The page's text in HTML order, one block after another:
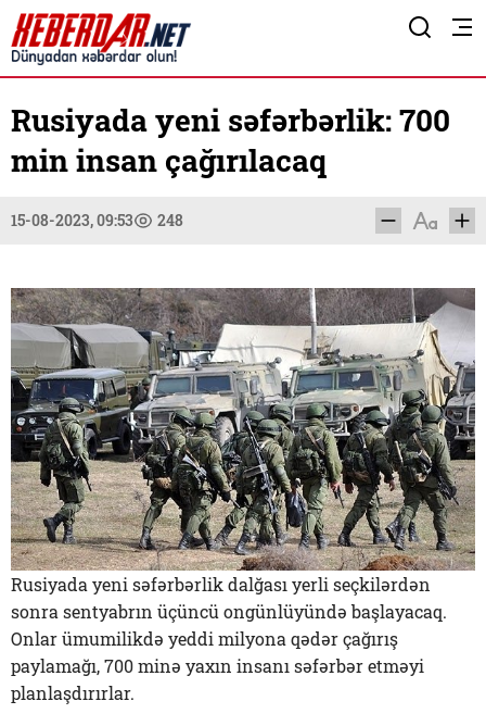
Rusiyada yeni səfərbərlik: 700
min insan çağırılacaq
15-08-2023, 09:53 248
Rusiyada yeni səfərbərlik dalğası yerli seçkilərdən
sonra sentyabrın üçüncü ongünlüyündə başlayacaq.
Onlar ümumilikdə yeddi milyona qədər çağırış
paylamağı, 700 minə yaxın insanı səfərbər etməyi
planlaşdırırlar.